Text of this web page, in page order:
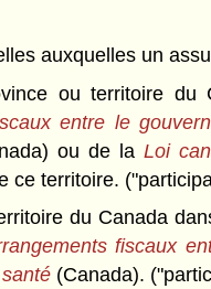
auxquelles un
ou territoire du
entre le
ou de la Loi
ce territoire.
du Canada
fiscaux
(Canada).